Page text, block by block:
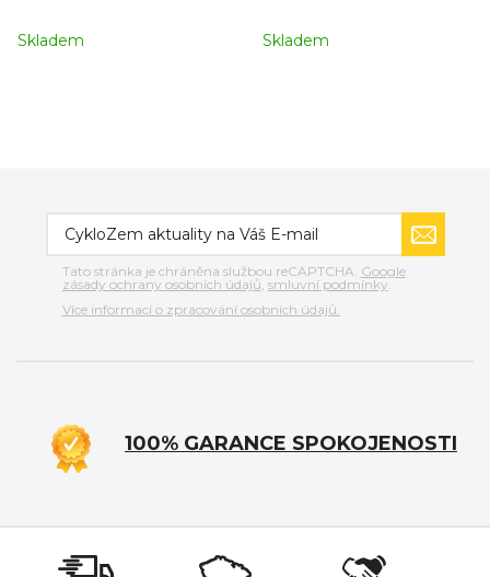
Skladem Skladem
Tato stránka je chráněna službou reCAPTCHA. Google
zásady ochrany osobních údajů smluvní podmínky
Více informací o zpracování osobních údajů.
100% GARANCE SPOKOJENOSTI